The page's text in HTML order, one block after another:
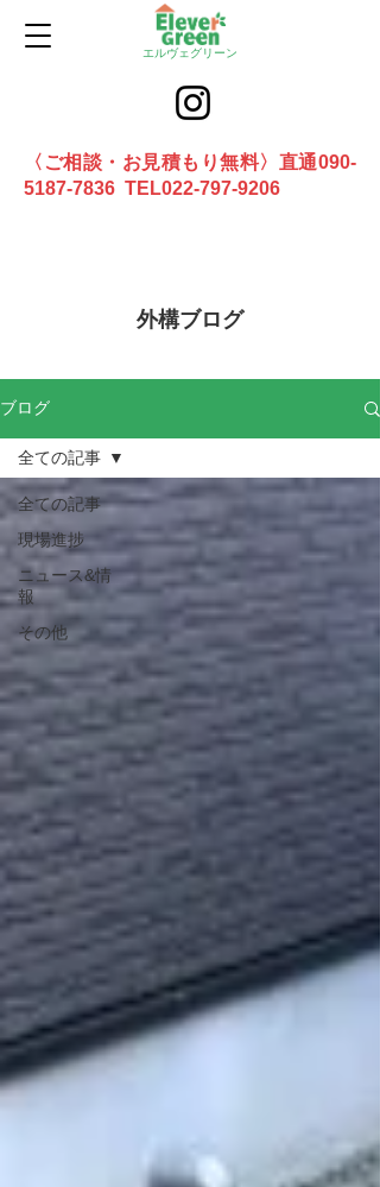
エルヴェグリーン
〈ご相談・お見積もり無料〉直通090-
5187-7836 TEL022-797-9206
外構ブログ
ブログ
全ての記事
現場進捗
ニュース&情
報
その他
全ての記事